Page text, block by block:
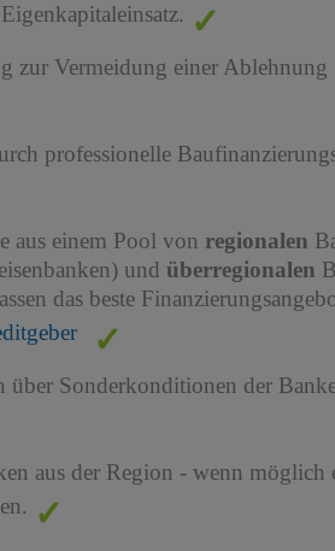
zur Vermeidung einer Ablehnung
professionelle
aus einem Pool von regionalen
und überregionalen
das beste
über Sonderkonditionen der
aus der Region - wenn